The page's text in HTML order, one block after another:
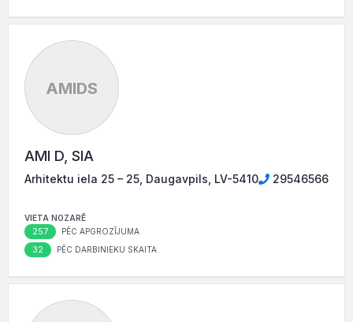
AMIDS
AMI D, SIA
Arhitektu iela 25 – 25, Daugavpils, LV-5410 29546566
VIETA NOZARĒ
257 PĒC APGROZĪJUMA
32 PĒC DARBINIEKU SKAITA